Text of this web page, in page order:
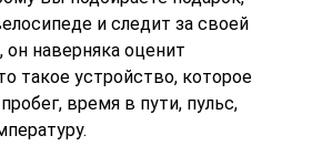
и следит за своей
наверняка оценит
такое устройство, которое
время в пути, пульс,